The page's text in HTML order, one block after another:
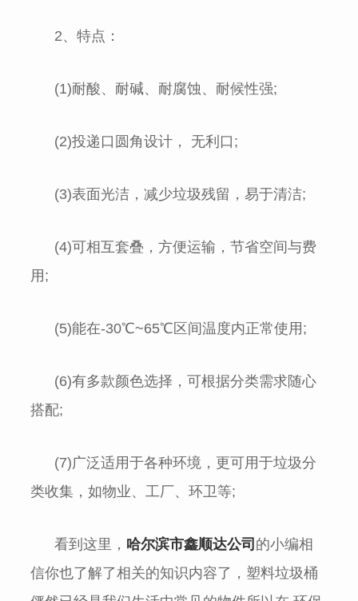
2、特点：
(1)耐酸、耐碱、耐腐蚀、耐候性强;
(2)投递口圆角设计， 无利口;
(3)表面光洁，减少垃圾残留，易于清洁;
(4)可相互套叠，方便运输，节省空间与费
用;
(5)能在-30℃~65℃区间温度内正常使用;
(6)有多款颜色选择，可根据分类需求随心
搭配;
(7)广泛适用于各种环境，更可用于垃圾分
类收集，如物业、工厂、环卫等;
看到这里， 哈尔滨市鑫顺达公司 的小编相
信你也了解了相关的知识内容了，塑料垃圾桶